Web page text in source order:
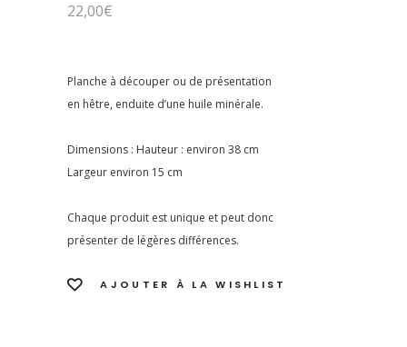
22,00€
Planche à découper ou de présentation
en hêtre, enduite d’une huile minérale.
Dimensions : Hauteur : environ 38 cm
Largeur environ 15 cm
Chaque produit est unique et peut donc
présenter de légères différences.
AJOUTER À LA WISHLIST